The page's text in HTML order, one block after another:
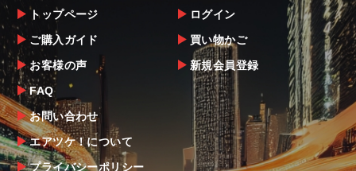
トップページ
ご購入ガイド
お客様の声
FAQ
お問い合わせ
エアツケ！について
プライバシーポリシー
ログイン
買い物かご
新規会員登録